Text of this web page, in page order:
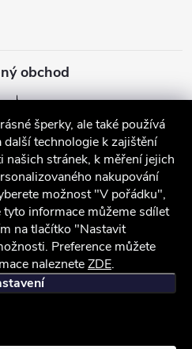
šperky, ale také používá
další technologie k zajištění
stránek, k měření jejich
nakupování
možnost "V pořádku",
informace můžeme sdílet
na tlačítko "Nastavit
Preference můžete
nalezneteZDE.
obchod
Ochrana osobních údajů